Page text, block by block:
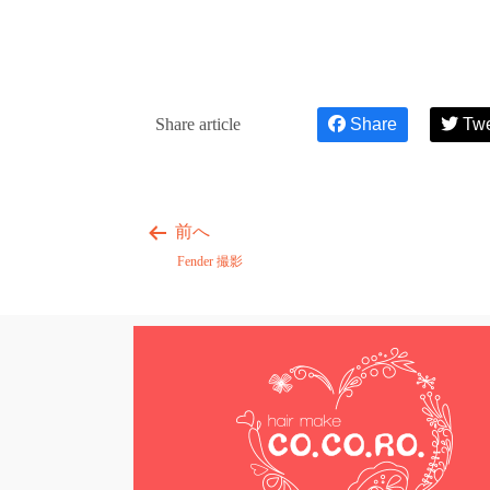
Share article Share
前へ
Fender 撮影